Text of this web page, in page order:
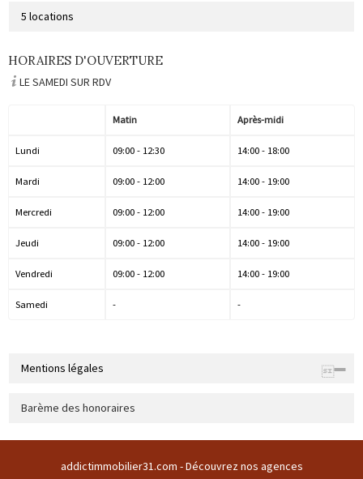
5 locations
Maison / villa : 2 annonces
HORAIRES D'OUVERTURE
LE SAMEDI SUR RDV
Matin Après-midi
Lundi 09:00 - 12:30 14:00 - 18:00
Mardi 09:00 - 12:00 14:00 - 19:00
Mercredi 09:00 - 12:00 14:00 - 19:00
Jeudi 09:00 - 12:00 14:00 - 19:00
Vendredi 09:00 - 12:00 14:00 - 19:00
Samedi - -
Mentions légales
Raison sociale : ADDICT IMMOBILIER 31 | Siège social : CENTRE
fr43508169786 |
Barème des honoraires
addictimmobilier31.com -Découvrez nos agences